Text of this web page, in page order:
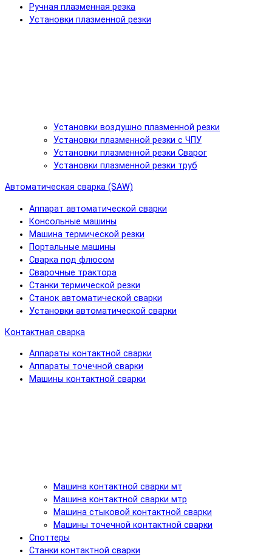
Ручная плазменная резка
Установки плазменной резки
Установки воздушно плазменной резки
Установки плазменной резки с ЧПУ
Установки плазменной резки Сварог
Установки плазменной резки труб
Автоматическая сварка (SAW)
Аппарат автоматической сварки
Консольные машины
Машина термической резки
Портальные машины
Сварка под флюсом
Сварочные трактора
Станки термической резки
Станок автоматической сварки
Установки автоматической сварки
Контактная сварка
Аппараты контактной сварки
Аппараты точечной сварки
Машины контактной сварки
Машина контактной сварки мт
Машина контактной сварки мтр
Машина стыковой контактной сварки
Машины точечной контактной сварки
Споттеры
Станки контактной сварки